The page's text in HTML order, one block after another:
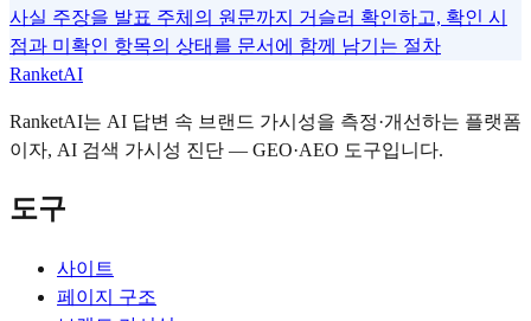
사실 주장을 발표 주체의 원문까지 거슬러 확인하고, 확인 시
점과 미확인 항목의 상태를 문서에 함께 남기는 절차
RanketAI
RanketAI는 AI 답변 속 브랜드 가시성을 측정·개선하는 플랫폼
이자, AI 검색 가시성 진단 — GEO·AEO 도구입니다.
도구
사이트
페이지 구조